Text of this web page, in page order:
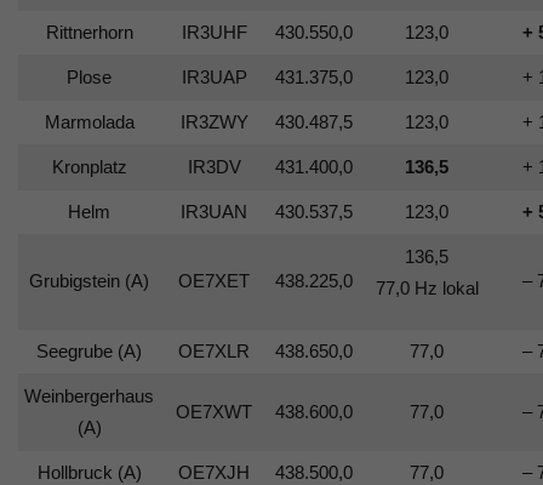
Rittnerhorn IR3UHF 430.550,0 123,0 +
Plose IR3UAP 431.375,0 123,0 +
Marmolada IR3ZWY 430.487,5 123,0 +
Kronplatz IR3DV 431.400,0 136,5 +
Helm IR3UAN 430.537,5 123,0 +
Grubigstein (A) OE7XET 438.225,0
136,5
77,0 Hz lokal
–
Seegrube (A) OE7XLR 438.650,0 77,0 –
Weinbergerhaus
(A)
OE7XWT 438.600,0 77,0 –
Hollbruck (A) OE7XJH 438.500,0 77,0 –